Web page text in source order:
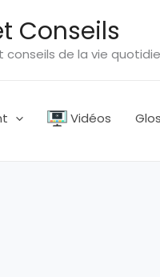
Conseils
de la vie
Vidéos